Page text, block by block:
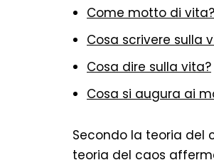
Come motto di vita?
Cosa scrivere sulla
Cosa dire sulla vita?
Cosa si augura ai
Secondo la teoria del
teoria del caos